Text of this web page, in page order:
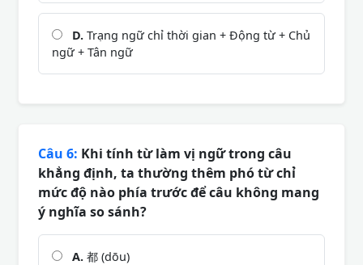
D. Trạng ngữ chỉ thời gian + Động từ + Chủ
ngữ + Tân ngữ
Câu 6: Khi tính từ làm vị ngữ trong câu
khẳng định, ta thường thêm phó từ chỉ
mức độ nào phía trước để câu không mang
ý nghĩa so sánh?
A. 都 (dōu)